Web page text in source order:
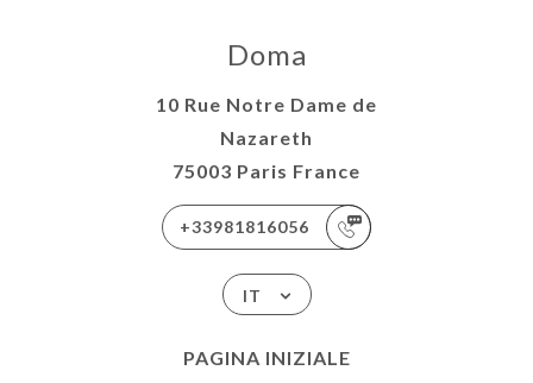
Doma
10 Rue Notre Dame de
Nazareth
75003 Paris France
+33981816056
IT
PAGINA INIZIALE